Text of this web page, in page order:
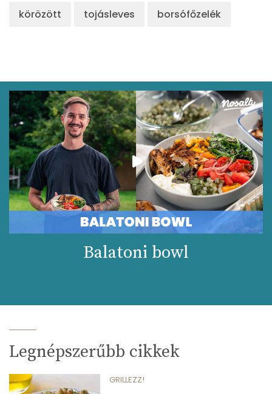
körözött tojásleves borsófőzelék
Balatoni bowl
Legnépszerűbb cikkek
GRILLEZZ!